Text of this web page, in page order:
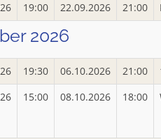
19:00 22.09.2026 21:00
2026
19:30 06.10.2026 21:00
15:00 08.10.2026 18:00